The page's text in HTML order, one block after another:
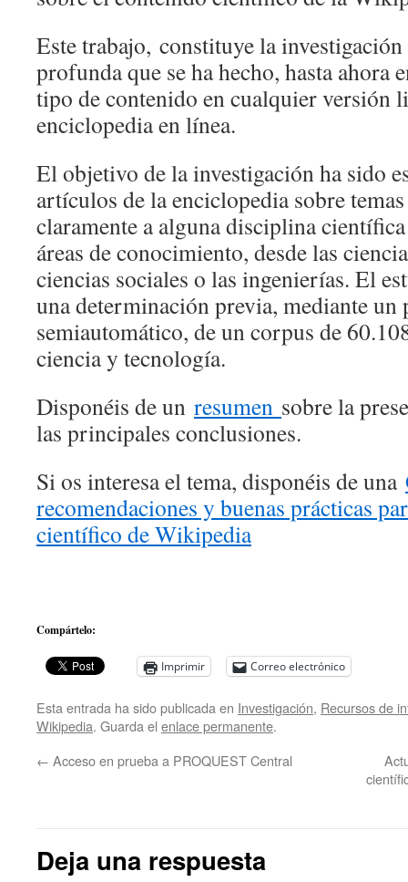
Este trabajo, constituye la investigación
profunda que se ha hecho, hasta ahora
tipo de contenido en cualquier versión
enciclopedia en línea.
El objetivo de la investigación ha sido
artículos de la enciclopedia sobre
claramente a alguna disciplina
áreas de conocimiento, desde las
ciencias sociales o las ingenierías. El
una determinación previa, mediante
semiautomático, de un corpus de
ciencia y tecnología.
Disponéis de un resumen sobre la
las principales conclusiones.
Si os interesa el tema, disponéis de una
recomendaciones y buenas prácticas
científico de Wikipedia
Compártelo:
Imprimir Correo electrónico
Esta entrada ha sido publicada en Investigación, Recursos de
Wikipedia. Guarda el enlace permanente.
← Acceso en prueba a PROQUEST Central
Deja una respuesta